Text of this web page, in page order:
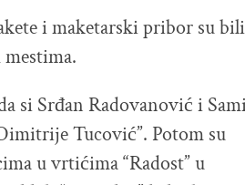
i maketarski pribor su bili
si Srđan Radovanović i
Tucović”. Potom su
u vrtićima “Radost” u